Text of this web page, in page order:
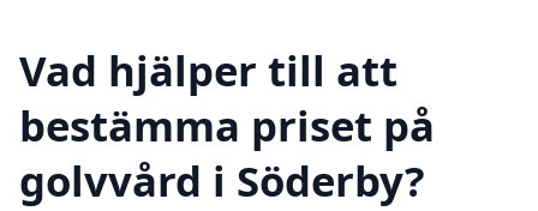
Vad hjälper till att
bestämma priset på
golvvård i Söderby?